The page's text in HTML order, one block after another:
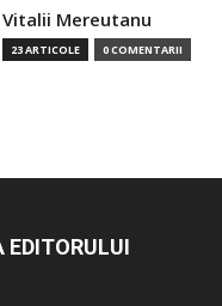
Vitalii Mereutanu
23 ARTICOLE 0 COMENTARII
EDITORULUI